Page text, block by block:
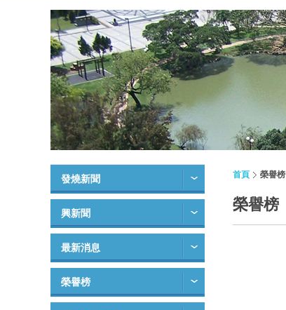
發燒新聞
興新聞
最新消息
榮譽榜
首頁 榮譽榜
榮譽榜